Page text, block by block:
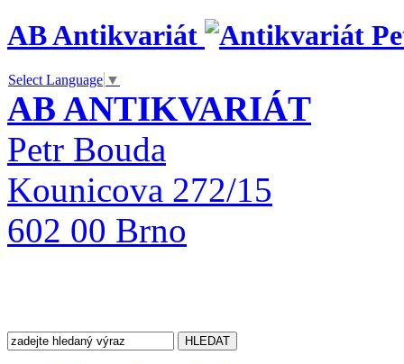
AB Antikvariát
Select Language ▼
AB ANTIKVARIÁT
Petr Bouda
Kounicova 272/15
602 00 Brno